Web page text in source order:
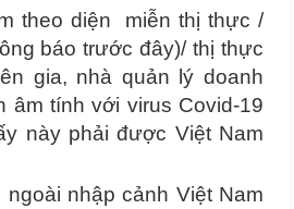
theo diện miễn thị thực /
báo trước đây)/ thị thực
gia, nhà quản lý doanh
tính với virus Covid-19
này phải được Việt Nam
nhập cảnh Việt Nam